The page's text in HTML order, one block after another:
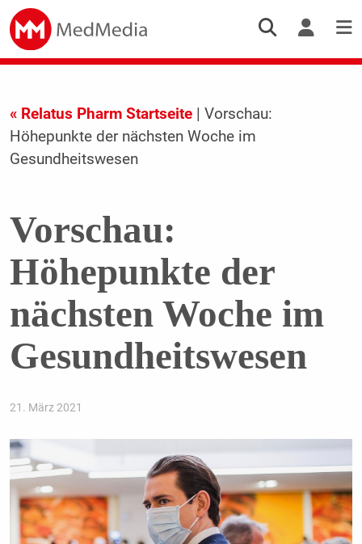
« Relatus Pharm Startseite| Vorschau:
Höhepunkte der nächsten Woche im
Gesundheitswesen
Vorschau:
Höhepunkte der
nächsten Woche im
Gesundheitswesen
21. März 2021